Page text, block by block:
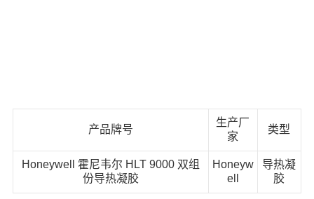
产品牌号
生产厂
家
类型
Honeywell 霍尼韦尔 HLT 9000 双组
份导热凝胶
Honeyw
ell
导热凝
胶